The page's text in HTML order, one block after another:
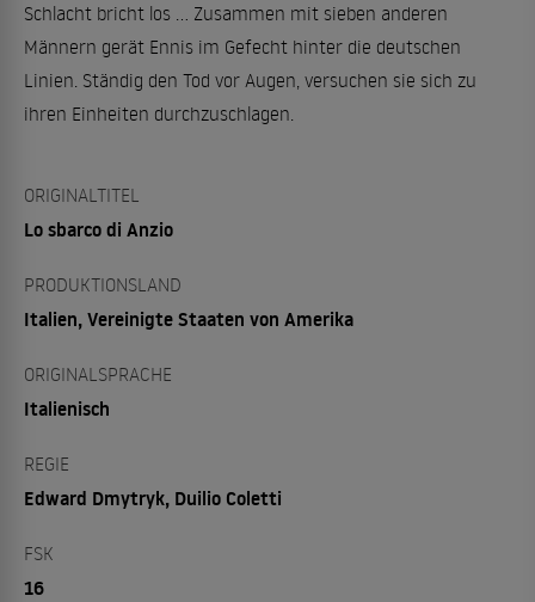
Schlacht bricht los ... Zusammen mit sieben anderen
Männern gerät Ennis im Gefecht hinter die deutschen
Linien. Ständig den Tod vor Augen, versuchen sie sich zu
ihren Einheiten durchzuschlagen.
ORIGINALTITEL
Lo sbarco di Anzio
PRODUKTIONSLAND
Italien, Vereinigte Staaten von Amerika
ORIGINALSPRACHE
Italienisch
REGIE
Edward Dmytryk, Duilio Coletti
FSK
16